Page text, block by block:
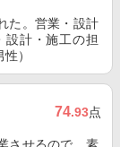
た。営業・設計
設計・施工の担
）
74.93点